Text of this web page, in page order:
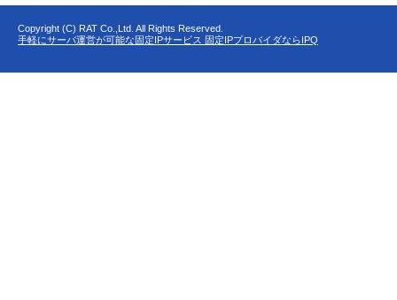
Copyright (C) RAT Co.,Ltd. All Rights Reserved.
手軽にサーバ運営が可能な固定IPサービス 固定IPプロバイダならIPQ